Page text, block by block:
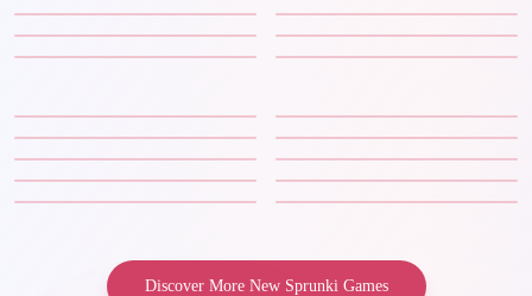
Discover More New Sprunki Games